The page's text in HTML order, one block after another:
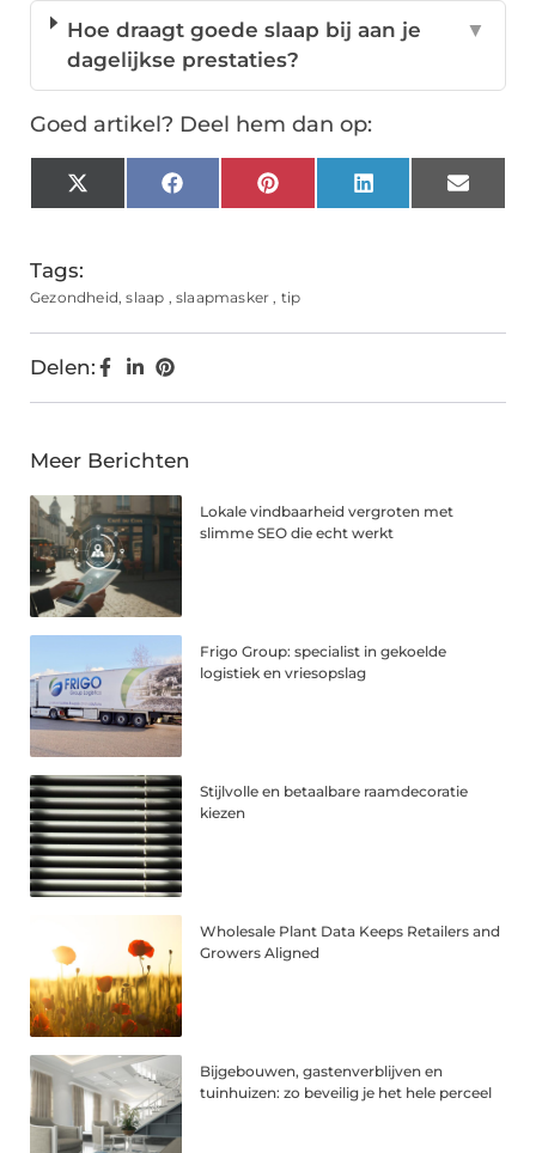
Hoe draagt goede slaap bij aan je
dagelijkse prestaties?
▼
Goed artikel? Deel hem dan op:
X
(Twitter)
FacebookPinterestLinkedInEmail
Tags:
Gezondheid,slaap ,slaapmasker , tip
Delen:
Meer Berichten
Lokale vindbaarheid vergroten met
slimme SEO die echt werkt
Frigo Group: specialist in gekoelde
logistiek en vriesopslag
Stijlvolle en betaalbare raamdecoratie
kiezen
Wholesale Plant Data Keeps Retailers and
Growers Aligned
Bijgebouwen, gastenverblijven en
tuinhuizen: zo beveilig je het hele perceel